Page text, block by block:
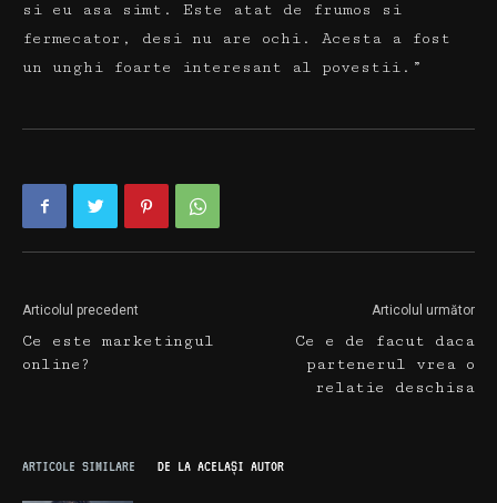
si eu asa simt. Este atat de frumos si
fermecator, desi nu are ochi. Acesta a fost
un unghi foarte interesant al povestii.”
Articolul precedent
Ce este marketingul
online?
Articolul următor
Ce e de facut daca
partenerul vrea o
relatie deschisa
ARTICOLE SIMILARE DE LA ACELAȘI AUTOR